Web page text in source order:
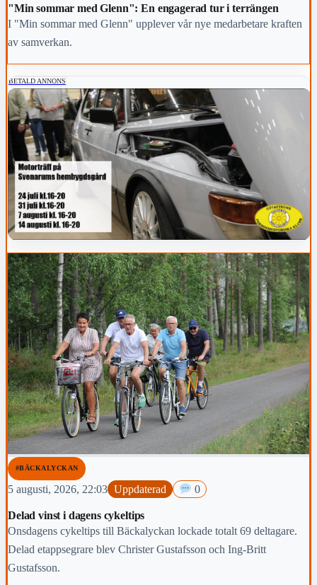
"Min sommar med Glenn": En engagerad tur i terrängen
I "Min sommar med Glenn" upplever vår nye medarbetare kraften
av samverkan.
BETALD ANNONS
#BÄCKALYCKAN
5 augusti, 2026, 22:03 Uppdaterad 0
Delad vinst i dagens cykeltips
Onsdagens cykeltips till Bäckalyckan lockade totalt 69 deltagare.
Delad etappsegrare blev Christer Gustafsson och Ing-Britt
Gustafsson.